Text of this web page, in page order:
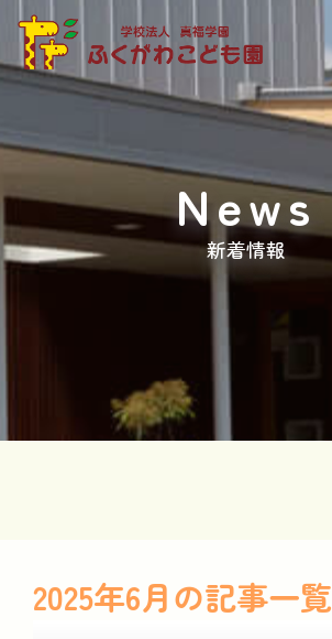
新着情報
News
2025年6月の記事一覧